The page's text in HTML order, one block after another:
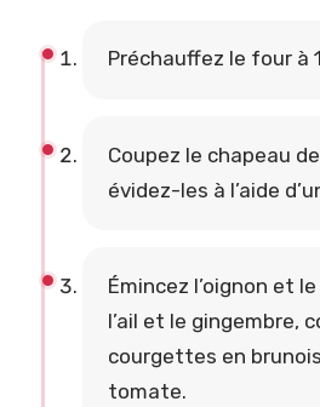
Préchauffez le four à
Coupez le chapeau
évidez-les à l’aide
Émincez l’oignon et
l’ail et le gingembre,
courgettes en
tomate.